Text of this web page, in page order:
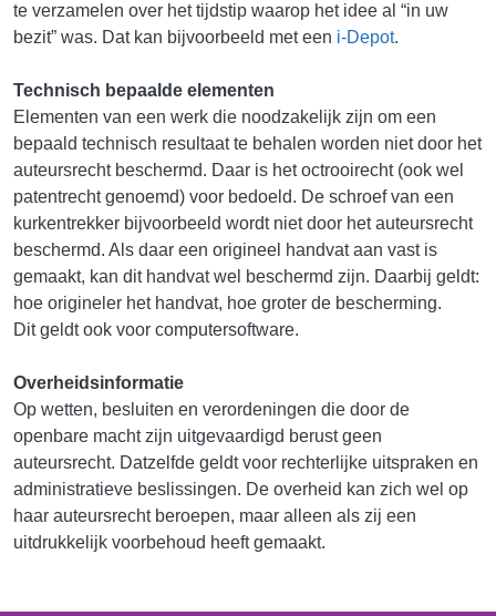
te verzamelen over het tijdstip waarop het idee al “in uw
bezit” was. Dat kan bijvoorbeeld met een i-Depot.
Technisch bepaalde elementen
Elementen van een werk die noodzakelijk zijn om een
bepaald technisch resultaat te behalen worden niet door het
auteursrecht beschermd. Daar is het octrooirecht (ook wel
patentrecht genoemd) voor bedoeld. De schroef van een
kurkentrekker bijvoorbeeld wordt niet door het auteursrecht
beschermd. Als daar een origineel handvat aan vast is
gemaakt, kan dit handvat wel beschermd zijn. Daarbij geldt:
hoe origineler het handvat, hoe groter de bescherming.
Dit geldt ook voor computersoftware.
Overheidsinformatie
Op wetten, besluiten en verordeningen die door de
openbare macht zijn uitgevaardigd berust geen
auteursrecht. Datzelfde geldt voor rechterlijke uitspraken en
administratieve beslissingen. De overheid kan zich wel op
haar auteursrecht beroepen, maar alleen als zij een
uitdrukkelijk voorbehoud heeft gemaakt.